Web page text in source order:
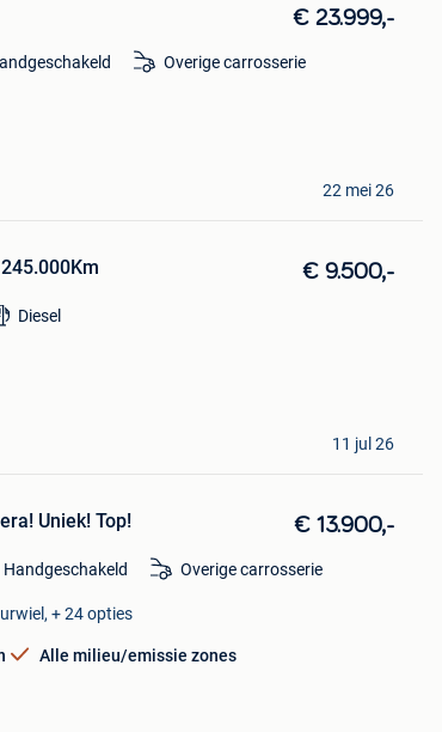
€ 23.999,-
Overige carrosserie
22 mei 26
€ 9.500,-
Diesel
11 jul 26
Uniek! Top! € 13.900,-
Handgeschakeld Overige carrosserie
+ 24 opties
Alle milieu/emissie zones